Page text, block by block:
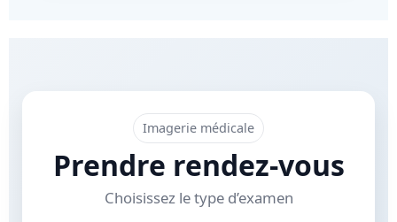
Imagerie médicale
Prendre rendez-vous
Choisissez le type d’examen